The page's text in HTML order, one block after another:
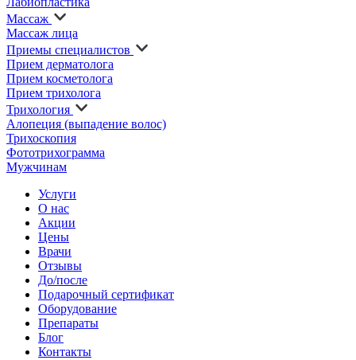
Массаж
Массаж лица
Приемы специалистов
Прием дерматолога
Прием косметолога
Прием трихолога
Трихология
Алопеция (выпадение волос)
Трихоскопия
Фототрихограмма
Мужчинам
Услуги
О нас
Акции
Цены
Врачи
Отзывы
До/после
Подарочный сертификат
Оборудование
Препараты
Блог
Контакты